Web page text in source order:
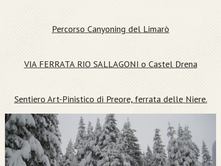
Percorso Canyoning del Limarò
VIA FERRATA RIO SALLAGONI o Castel Drena
Sentiero Art-Pinistico di Preore, ferrata delle Niere.